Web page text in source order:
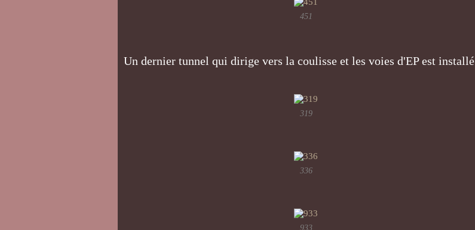
451
Un dernier tunnel qui dirige vers la coulisse et les voies d'EP est installé
319
336
933